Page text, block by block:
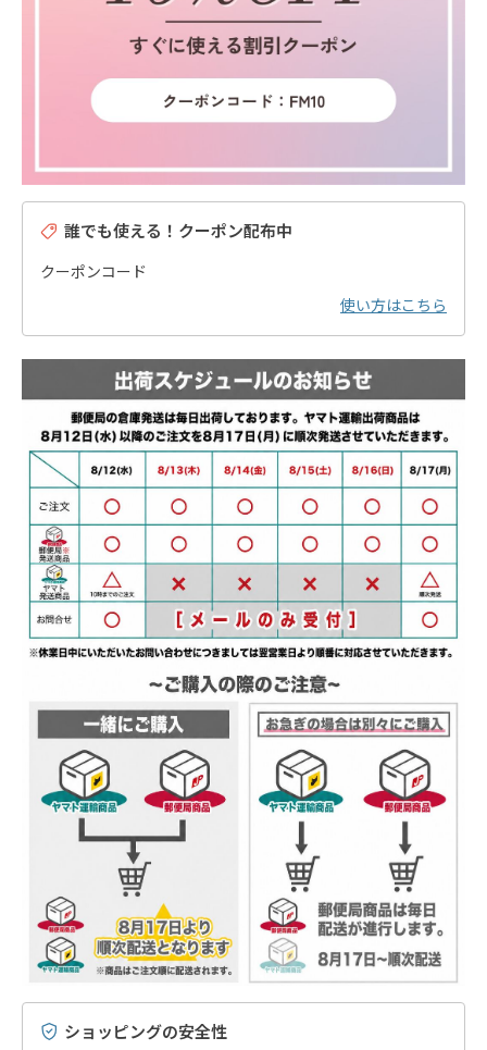
誰でも使える！クーポン配布中
クーポンコード
使い方はこちら
ショッピングの安全性